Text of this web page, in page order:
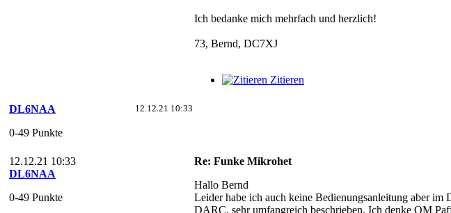
Ich bedanke mich mehrfach und herzlich!
73, Bernd, DC7XJ
Zitieren
12.12.21 10:33
DL6NAA
0-49 Punkte
12.12.21 10:33
DL6NAA
0-49 Punkte
Re: Funke Mikrohet
Hallo Bernd
Leider habe ich auch keine Bedienungsanleitung aber
DARC, sehr umfangreich beschrieben. Ich denke OM